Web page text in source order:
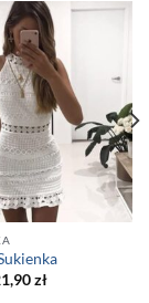
złCurrent